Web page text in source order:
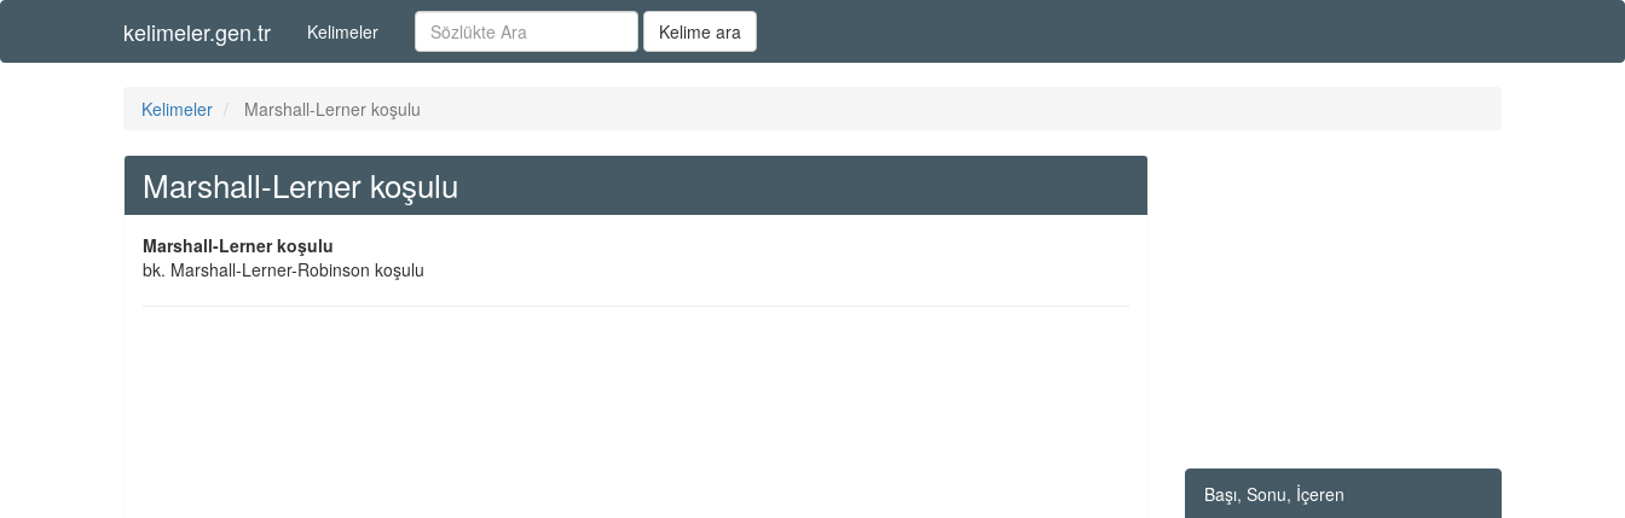
kelimeler.gen.tr Kelimeler Kelime ara
Kelimeler Marshall-Lerner koşulu
Marshall-Lerner koşulu
Marshall-Lerner koşulu
bk. Marshall-Lerner-Robinson koşulu
Başı, Sonu, İçeren